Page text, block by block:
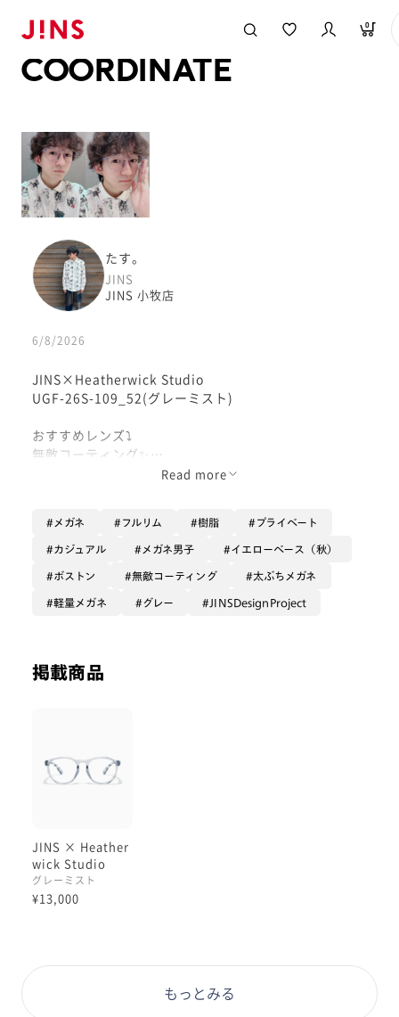
0
COORDINATE
たす。
JINS
JINS 小牧店
6/8/2026
JINS×Heatherwick Studio
UGF-26S-109_52(グレーミスト)
おすすめレンズ⤵︎
無敵コーティング✨
トメガネ🥸
[リキッド]というデザインコンセプトで作られたこのメ
ガネは水面の波紋や波打つような自然の動きから着想を
得た遊び心のあるフレームです💧
のでメガネを複数お持ちの上級者の方におすすめです！
敵コーティングで作成がおすすめです✨
Read more
メガネ フルリム 樹脂 プライベート
カジュアル メガネ男子 イエローベース（秋）
ボストン 無敵コーティング 太ぶちメガネ
軽量メガネ グレー JINSDesignProject
掲載商品
JINS × Heather
wick Studio
グレーミスト
¥13,000
もっとみる